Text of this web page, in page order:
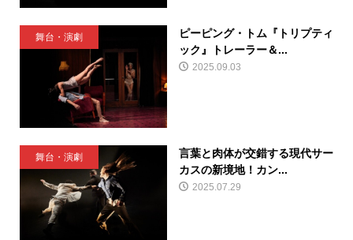
舞台・演劇
ピーピング・トム『トリプティ
ック』トレーラー＆...
2025.09.03
舞台・演劇
言葉と肉体が交錯する現代サー
カスの新境地！カン...
2025.07.29